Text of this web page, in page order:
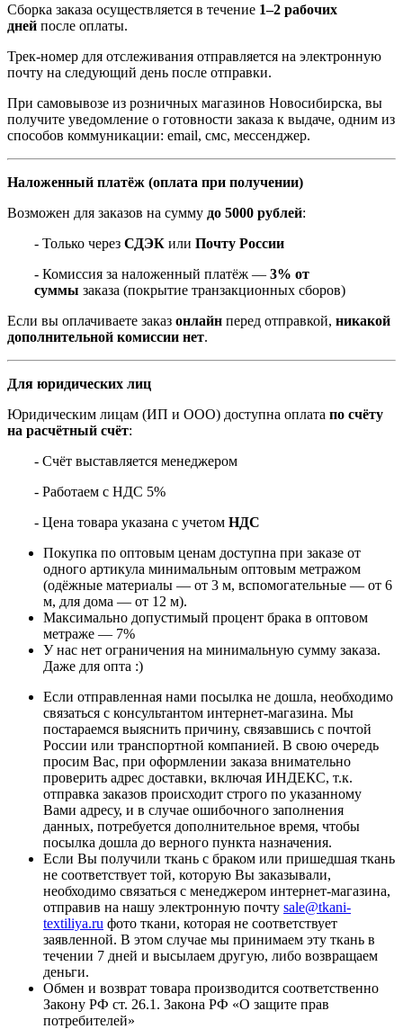
Сборка заказа осуществляется в течение 1–2 рабочих
дней после оплаты.
Трек-номер для отслеживания отправляется на электронную
почту на следующий день после отправки.
При самовывозе из розничных магазинов Новосибирска, вы
получите уведомление о готовности заказа к выдаче, одним из
способов коммуникации: email, смс, мессенджер.
Наложенный платёж (оплата при получении)
Возможен для заказов на сумму до 5000 рублей:
- Только через СДЭК или Почту России
- Комиссия за наложенный платёж — 3% от
суммы заказа (покрытие транзакционных сборов)
Если вы оплачиваете заказ онлайн перед отправкой, никакой
дополнительной комиссии нет.
Для юридических лиц
Юридическим лицам (ИП и ООО) доступна оплата по счёту
на расчётный счёт:
- Счёт выставляется менеджером
- Работаем с НДС 5%
- Цена товара указана с учетом НДС
Покупка по оптовым ценам доступна при заказе от
одного артикула минимальным оптовым метражом
(одёжные материалы — от 3 м, вспомогательные — от 6
м, для дома — от 12 м).
Максимально допустимый процент брака в оптовом
метраже — 7%
У нас нет ограничения на минимальную сумму заказа.
Даже для опта :)
Если отправленная нами посылка не дошла, необходимо
связаться с консультантом интернет-магазина. Мы
постараемся выяснить причину, связавшись с почтой
России или транспортной компанией. В свою очередь
просим Вас, при оформлении заказа внимательно
проверить адрес доставки, включая ИНДЕКС, т.к.
отправка заказов происходит строго по указанному
Вами адресу, и в случае ошибочного заполнения
данных, потребуется дополнительное время, чтобы
посылка дошла до верного пункта назначения.
Если Вы получили ткань с браком или пришедшая ткань
не соответствует той, которую Вы заказывали,
необходимо связаться с менеджером интернет-магазина,
отправив на нашу электронную почту sale@tkani-
textiliya.ru фото ткани, которая не соответствует
заявленной. В этом случае мы принимаем эту ткань в
течении 7 дней и высылаем другую, либо возвращаем
деньги.
Обмен и возврат товара производится соответственно
Закону РФ ст. 26.1. Закона РФ «О защите прав
потребителей»